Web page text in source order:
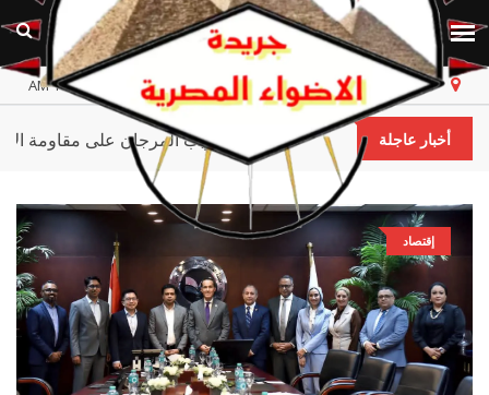
مصر الأحد، ٩ أغسطس ٢٠٢٦ أخر تحديث 11:54:15 AM
أخبار عاجلةعلماء كاوست يكتشفون إمكانية تدريب المرجان على
إقتصاد